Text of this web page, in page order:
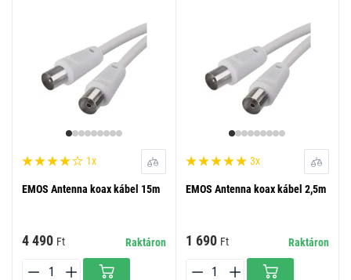
1x
EMOS Antenna koax kábel 15m
4 490 Ft Raktáron
3x
EMOS Antenna koax kábel 2,5m
1 690 Ft Raktáron